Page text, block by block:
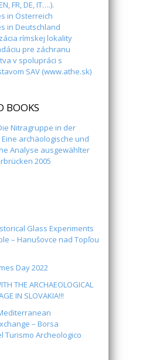
FR, DE, IT….).
in Österreich
in Deutschland
rímskej lokality
pre záchranu
v spolupráci s
SAV (www.athe.sk)
BOOKS
Nitragruppe in der
archäologische und
Analyse ausgewählter
2005
Glass Experiments
– Hanušovce nad Topľou
Day 2022
THE ARCHAEOLOGICAL
IN SLOVAKIA!!!
– Borsa
Turismo Archeologico